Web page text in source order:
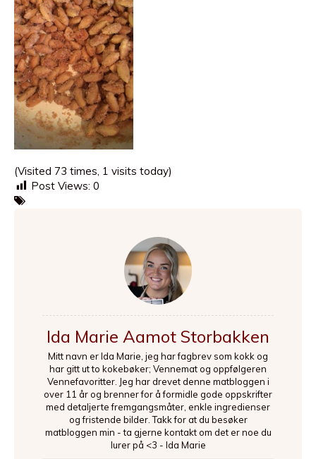
(Visited 73 times, 1 visits today)
Post Views: 0
Ida Marie Aamot Storbakken
Mitt navn er Ida Marie, jeg har fagbrev som kokk og
har gitt ut to kokebøker; Vennemat og oppfølgeren
Vennefavoritter. Jeg har drevet denne matbloggen i
over 11 år og brenner for å formidle gode oppskrifter
med detaljerte fremgangsmåter, enkle ingredienser
og fristende bilder. Takk for at du besøker
matbloggen min - ta gjerne kontakt om det er noe du
lurer på <3 - Ida Marie